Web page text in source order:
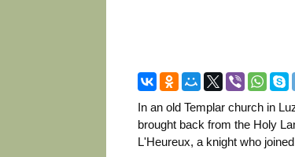
In an old Templar church in
brought back from the Holy
L'Heureux, a knight who